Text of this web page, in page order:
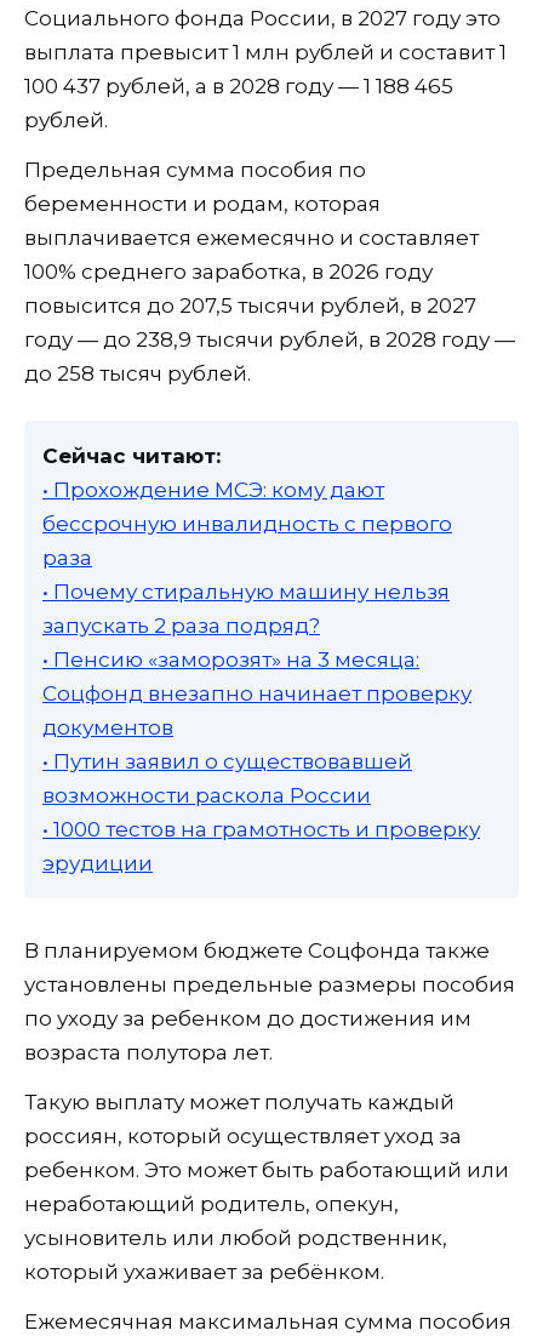
Социального фонда России, в 2027 году это
выплата превысит 1 млн рублей и составит 1
100 437 рублей, а в 2028 году — 1 188 465
рублей.
Предельная сумма пособия по
беременности и родам, которая
выплачивается ежемесячно и составляет
100% среднего заработка, в 2026 году
повысится до 207,5 тысячи рублей, в 2027
году — до 238,9 тысячи рублей, в 2028 году —
до 258 тысяч рублей.
Сейчас читают:
• Прохождение МСЭ: кому дают
бессрочную инвалидность с первого
раза
• Почему стиральную машину нельзя
запускать 2 раза подряд?
• Пенсию «заморозят» на 3 месяца:
Соцфонд внезапно начинает проверку
документов
• Путин заявил о существовавшей
возможности раскола России
• 1000 тестов на грамотность и проверку
эрудиции
В планируемом бюджете Соцфонда также
установлены предельные размеры пособия
по уходу за ребенком до достижения им
возраста полутора лет.
Такую выплату может получать каждый
россиян, который осуществляет уход за
ребенком. Это может быть работающий или
неработающий родитель, опекун,
усыновитель или любой родственник,
который ухаживает за ребёнком.
Ежемесячная максимальная сумма пособия